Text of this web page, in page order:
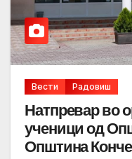
Вести Радовиш
Натпревар во
ученици од
Општина Конче